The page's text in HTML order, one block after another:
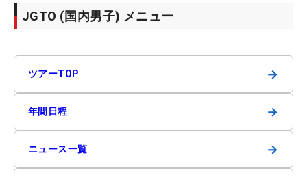
JGTO (国内男子) メニュー
ツアーTOP →
年間日程 →
ニュース一覧 →